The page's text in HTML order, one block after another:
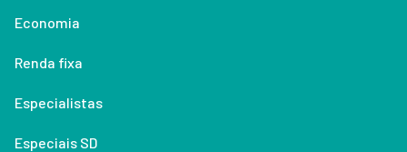
Economia
Renda fixa
Especialistas
Especiais SD